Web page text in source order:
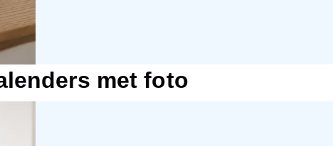
met foto